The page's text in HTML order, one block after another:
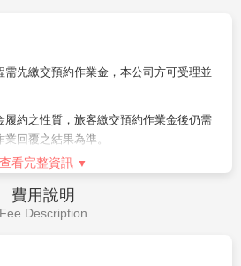
需先繳交預約作業金，本公司方可受理並
履約之性質，旅客繳交預約作業金後仍需
回覆之結果為準。
金性質，非擔保契約履行，僅為旅遊元件
行之責，如本商品已額滿或訂位未成功，
所繳付之預約作業金將全額無息退費。
，旅客已繳交之作業金將自動轉為團費之
查看完整資訊
費用說明
Fee Description